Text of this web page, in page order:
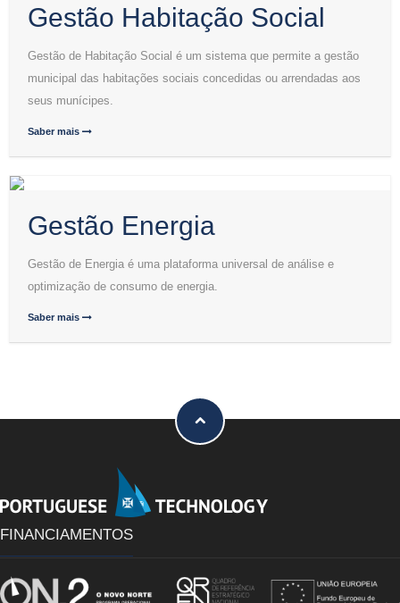
Gestão Habitação Social
Gestão de Habitação Social é um sistema que permite a gestão
municipal das habitações sociais concedidas ou arrendadas aos
seus munícipes.
Saber mais
Gestão Energia
Gestão de Energia é uma plataforma universal de análise e
optimização de consumo de energia.
Saber mais
FINANCIAMENTOS